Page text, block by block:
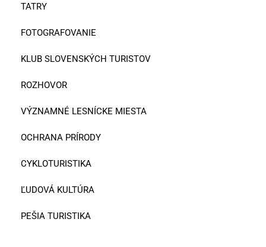
TATRY
FOTOGRAFOVANIE
KLUB SLOVENSKÝCH TURISTOV
ROZHOVOR
VÝZNAMNÉ LESNÍCKE MIESTA
OCHRANA PRÍRODY
CYKLOTURISTIKA
ĽUDOVÁ KULTÚRA
PEŠIA TURISTIKA